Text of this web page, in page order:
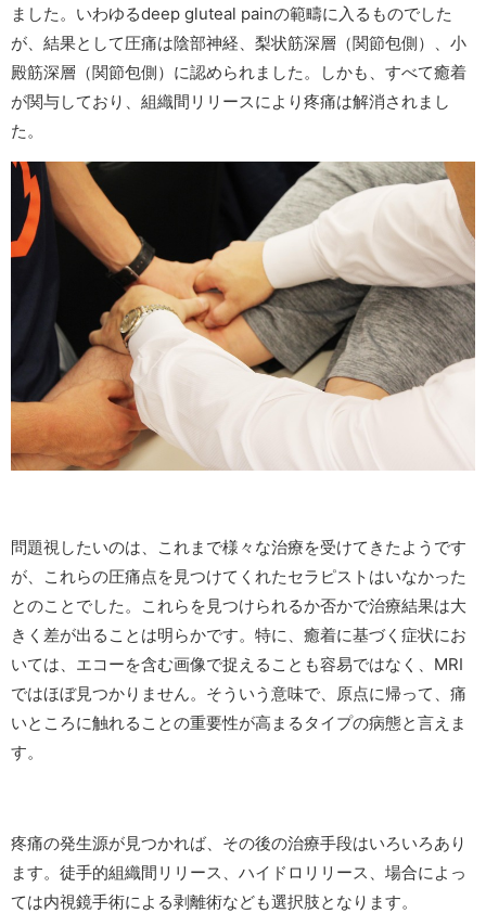
ました。いわゆるdeep gluteal painの範疇に入るものでした
が、結果として圧痛は陰部神経、梨状筋深層（関節包側）、小
殿筋深層（関節包側）に認められました。しかも、すべて癒着
が関与しており、組織間リリースにより疼痛は解消されまし
た。
問題視したいのは、これまで様々な治療を受けてきたようです
が、これらの圧痛点を見つけてくれたセラピストはいなかった
とのことでした。これらを見つけられるか否かで治療結果は大
きく差が出ることは明らかです。特に、癒着に基づく症状にお
いては、エコーを含む画像で捉えることも容易ではなく、MRI
ではほぼ見つかりません。そういう意味で、原点に帰って、痛
いところに触れることの重要性が高まるタイプの病態と言えま
す。
疼痛の発生源が見つかれば、その後の治療手段はいろいろあり
ます。徒手的組織間リリース、ハイドロリリース、場合によっ
ては内視鏡手術による剥離術なども選択肢となります。